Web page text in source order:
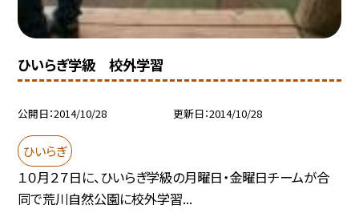
ひいらぎ学級 校外学習
公開日 2014/10/28 更新日 2014/10/28
ひいらぎ
１０月２７日に、ひいらぎ学級の月曜日・金曜日チームが合
同で荒川自然公園に校外学習...